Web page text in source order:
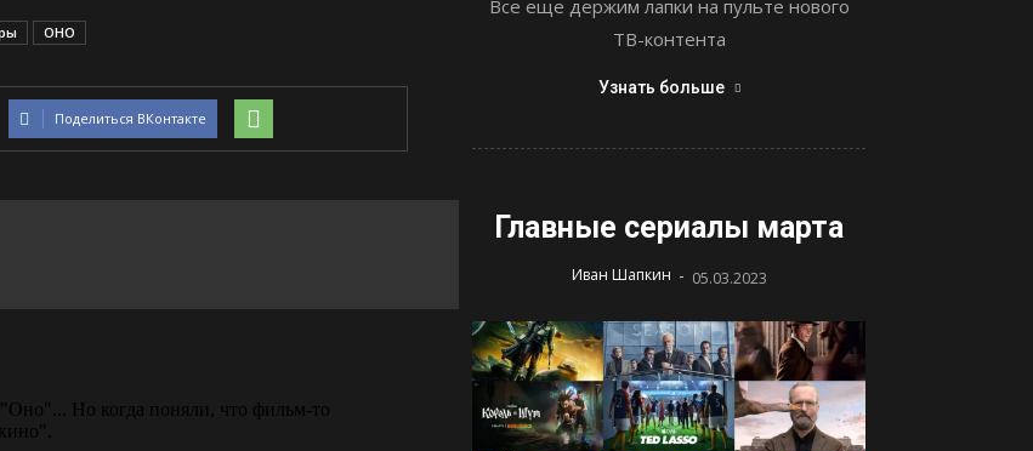
ОНО
Поделиться ВКонтакте
Все еще держим лапки на пульте нового
ТВ-контента
Узнать больше
Главные сериалы марта
Иван Шапкин - 05.03.2023